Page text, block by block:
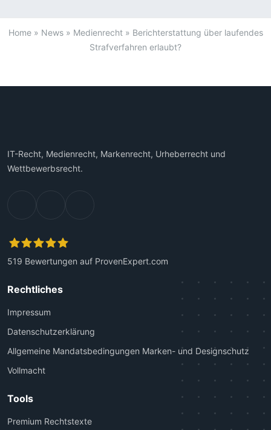
Home» News» Medienrecht» Berichterstattung über laufendes
Strafverfahren erlaubt?
IT-Recht, Medienrecht, Markenrecht, Urheberrecht und
Wettbewerbsrecht.
519 Bewertungen auf ProvenExpert.com
Rechtliches
Impressum
Datenschutzerklärung
Allgemeine Mandatsbedingungen Marken- und Designschutz
Vollmacht
Tools
Premium Rechtstexte